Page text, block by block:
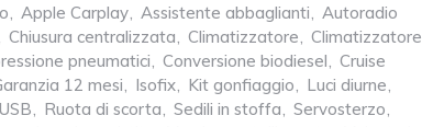
, Apple Carplay, Assistente abbaglianti, Autoradio
Chiusura centralizzata, Climatizzatore, Climatizzatore
pneumatici, Conversione biodiesel, Cruise
12 mesi, Isofix, Kit gonfiaggio, Luci diurne,
, Ruota di scorta, Sedili in stoffa, Servosterzo,